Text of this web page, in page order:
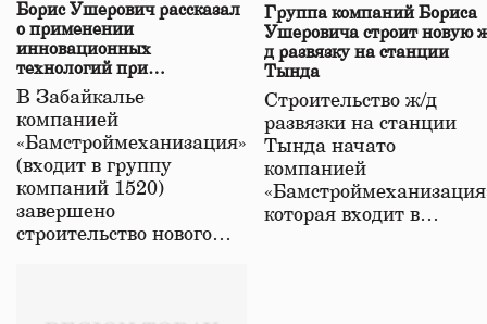
Борис Ушерович рассказал
о применении
инновационных
технологий при
строительстве нового моста
в Забайкалье
В Забайкалье
компанией
«Бамстроймеханизация»
(входит в группу
компаний 1520)
завершено
строительство нового…
Группа компаний Бориса
Ушеровича строит новую
д развязку на станции
Тында
Строительство ж/д
развязки на станции
Тында начато
компанией
которая входит в…